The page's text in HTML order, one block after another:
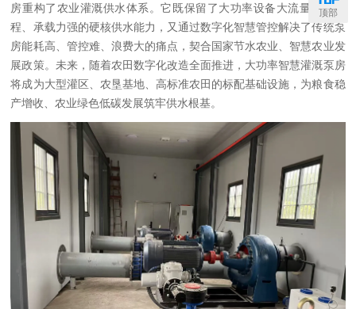
房重构了农业灌溉供水体系。它既保留了大功率设备大流量、高扬
程、承载力强的硬核供水能力，又通过数字化智慧管控解决了传统泵
房能耗高、管控难、浪费大的痛点，契合国家节水农业、智慧农业发
展政策。未来，随着农田数字化改造全面推进，大功率智慧灌溉泵房
将成为大型灌区、农垦基地、高标准农田的标配基础设施，为粮食稳
产增收、农业绿色低碳发展筑牢供水根基。
顶部